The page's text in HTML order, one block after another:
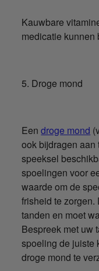
Kauwbare
medicatie kunnen
5. Droge mond
Eendroge mond
ook bijdragen
speeksel
spoelingen voor
waarde om de
frisheid te zorgen.
tanden en moet
Bespreek met uw
spoeling de juiste
droge mond te